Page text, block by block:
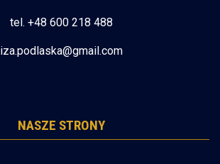
tel. +48 600 218 488
iza.podlaska@gmail.com
NASZE STRONY